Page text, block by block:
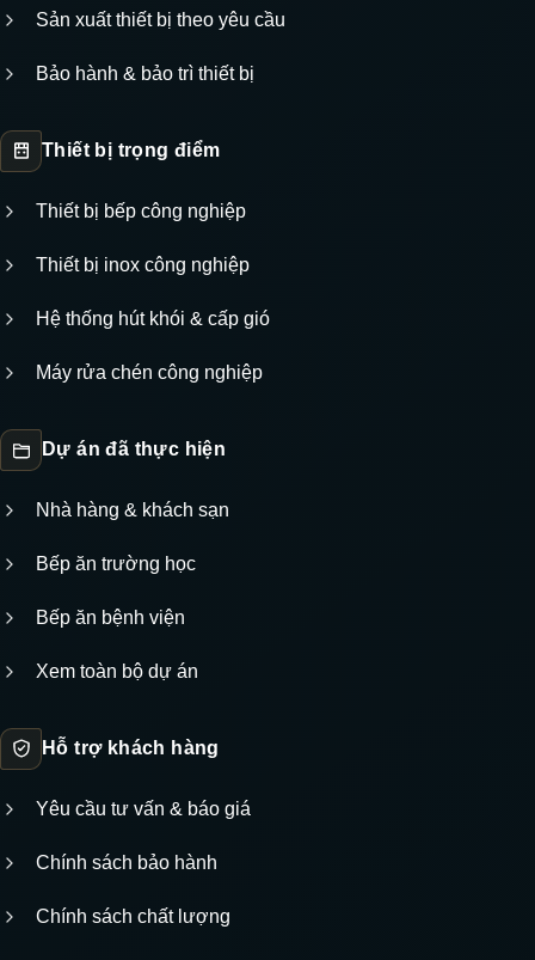
Sản xuất thiết bị theo yêu cầu
Bảo hành & bảo trì thiết bị
Thiết bị trọng điểm
Thiết bị bếp công nghiệp
Thiết bị inox công nghiệp
Hệ thống hút khói & cấp gió
Máy rửa chén công nghiệp
Dự án đã thực hiện
Nhà hàng & khách sạn
Bếp ăn trường học
Bếp ăn bệnh viện
Xem toàn bộ dự án
Hỗ trợ khách hàng
Yêu cầu tư vấn & báo giá
Chính sách bảo hành
Chính sách chất lượng